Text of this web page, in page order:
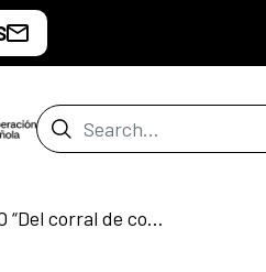
Search Bar
X CURSO DE VERANO “Del corral de comedias a la sala de clases”